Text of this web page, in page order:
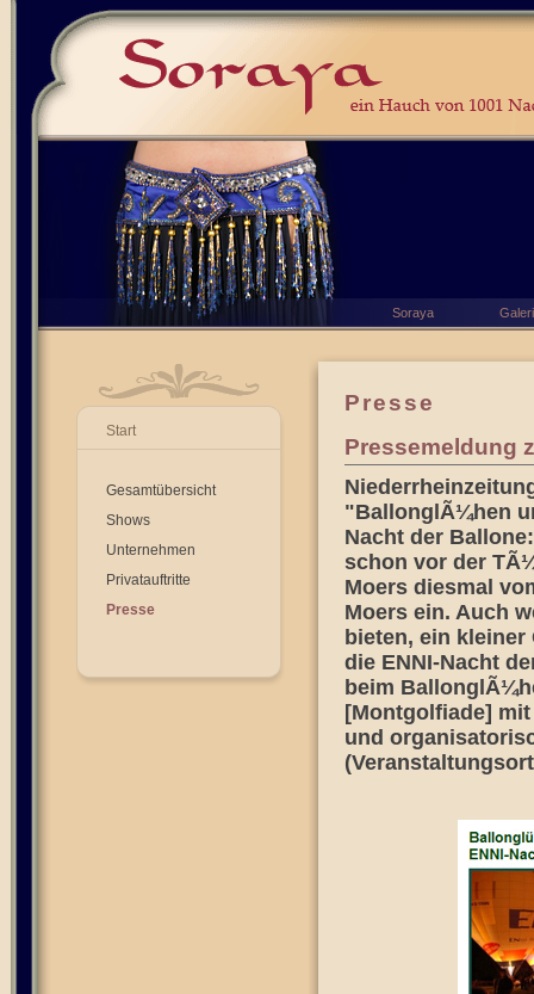
Start
Gesamtübersicht
Shows
Unternehmen
Privatauftritte
Presse
Presse
Pressemeldung
"BallonglÃ¼hen
Nacht der
schon vor der
Moers diesmal
Moers ein. Auch
bieten, ein
die ENNI-Nacht
beim
[Montgolfiade]
und
Soraya